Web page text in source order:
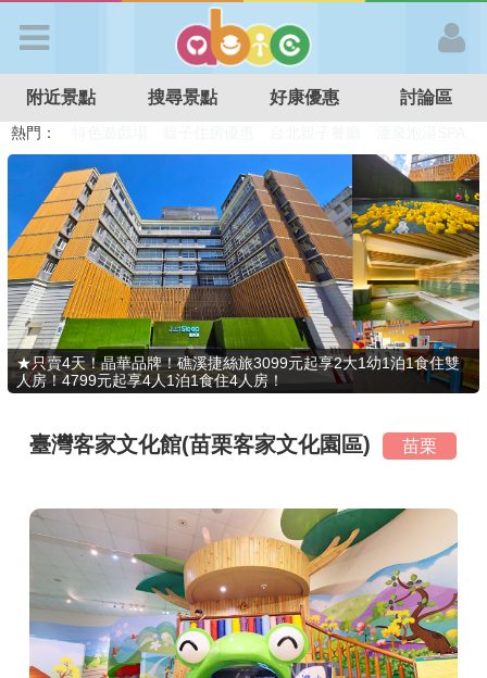
APP登入
首 頁
搜尋景點
好康優惠
最新消息
最新留言
推薦景點
討論區
附近景點 搜尋景點 好康優惠 討論區
熱門：
特色遊戲場
親子住房優惠 台北親子餐廳 溫泉泡湯SPA
★只賣4天！晶華品牌！礁溪捷絲旅3099元起享2大1幼1泊1食住雙
人房！4799元起享4人1泊1食住4人房！
臺灣客家文化館(苗栗客家文化園區) 苗栗